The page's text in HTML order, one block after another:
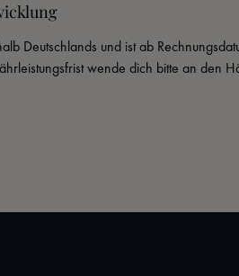
Deutschlands und ist ab
wende dich bitte an den